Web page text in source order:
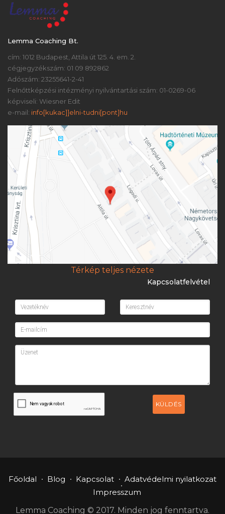
Lemma Coaching Bt.
cím: 1012 Budapest, Attila út 125. 4. em. 2.
cégjegyzékszám: 01 09 892862
Adószám: 23255641-2-41
Felnőttképzési intézményi nyilvántartási szám: 01-0269-06
képviseli: Wiesner Edit
e-mail: info[kukac]]elni-tudni[pont]hu
Térkép teljes nézete
Kapcsolatfelvétel
KÜLDÉS
Főoldal Blog Kapcsolat
Adatvédelmi nyilatkozat
Impresszum
Lemma Coaching © 2017. Minden jog fenntartva.